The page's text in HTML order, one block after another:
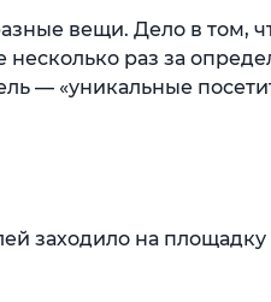
вещи. Дело в том,
несколько раз за
— «уникальные
заходило на